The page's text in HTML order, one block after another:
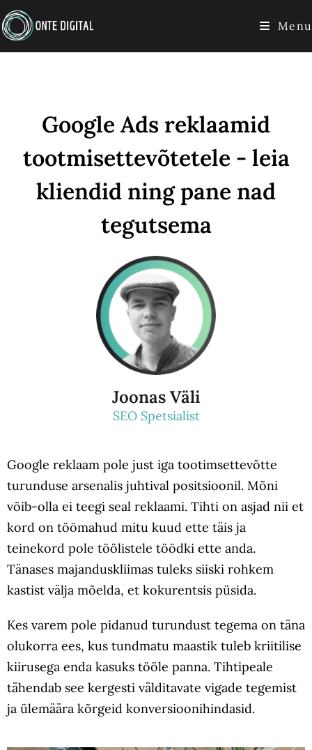
Menu
Google Ads reklaamid
tootmisettevõtetele - leia
kliendid ning pane nad
tegutsema
Joonas Väli
SEO Spetsialist
Google reklaam pole just iga tootimsettevõtte
turunduse arsenalis juhtival positsioonil. Mõni
võib-olla ei teegi seal reklaami. Tihti on asjad nii et
kord on töömahud mitu kuud ette täis ja
teinekord pole töölistele töödki ette anda.
Tänases majanduskliimas tuleks siiski rohkem
kastist välja mõelda, et kokurentsis püsida.
Kes varem pole pidanud turundust tegema on täna
olukorra ees, kus tundmatu maastik tuleb kriitilise
kiirusega enda kasuks tööle panna. Tihtipeale
tähendab see kergesti välditavate vigade tegemist
ja ülemäära kõrgeid konversioonihindasid.